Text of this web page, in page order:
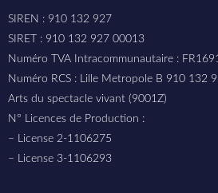
SIREN : 910 132 927
SIRET : 910 132 927 00013
Numéro TVA Intracommunautaire :
Numéro RCS : Lille Metropole B 910 132
Arts du spectacle vivant (9001Z)
N° Licences de Production :
– License 2-1106275
– License 3-1106293